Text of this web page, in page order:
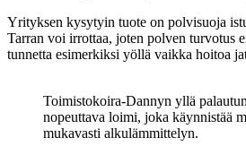
Yrityksen kysytyin tuote on polvisuoja
Tarran voi irrottaa, joten polven turvotus
tunnetta esimerkiksi yöllä vaikka hoitoa
Toimistokoira-Dannyn yllä
nopeuttava loimi, joka käynnistää
mukavasti alkulämmittelyn.